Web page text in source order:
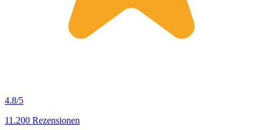
4.8/5
11.200 Rezensionen